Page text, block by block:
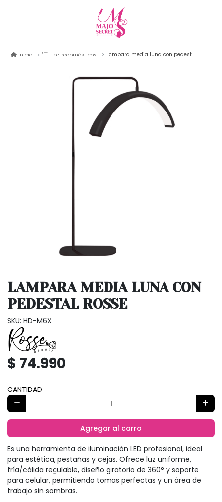
Inicio Electrodomésticos Lampara media luna con pedestal rosse
LAMPARA MEDIA LUNA CON
PEDESTAL ROSSE
SKU: HD-M6X
$ 74.990
CANTIDAD
Agregar al carro
Es una herramienta de iluminación LED profesional, ideal
para estética, pestañas y cejas. Ofrece luz uniforme,
fría/cálida regulable, diseño giratorio de 360° y soporte
para celular, permitiendo tomas perfectas y un área de
trabajo sin sombras.